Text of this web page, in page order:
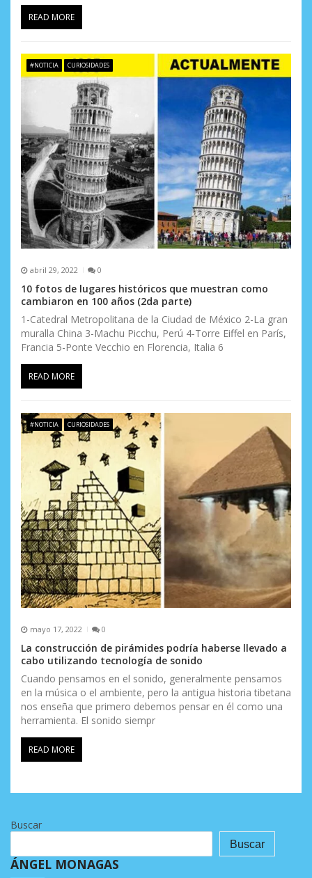
READ MORE
#NOTICIA CURIOSIDADES
abril 29, 2022 0
10 fotos de lugares históricos que muestran como
cambiaron en 100 años (2da parte)
1-Catedral Metropolitana de la Ciudad de México 2-La gran
muralla China 3-Machu Picchu, Perú 4-Torre Eiffel en París,
Francia 5-Ponte Vecchio en Florencia, Italia 6
READ MORE
#NOTICIA CURIOSIDADES
mayo 17, 2022 0
La construcción de pirámides podría haberse llevado a
cabo utilizando tecnología de sonido
Cuando pensamos en el sonido, generalmente pensamos
en la música o el ambiente, pero la antigua historia tibetana
nos enseña que primero debemos pensar en él como una
herramienta. El sonido siempr
READ MORE
Buscar
Buscar
ÁNGEL MONAGAS